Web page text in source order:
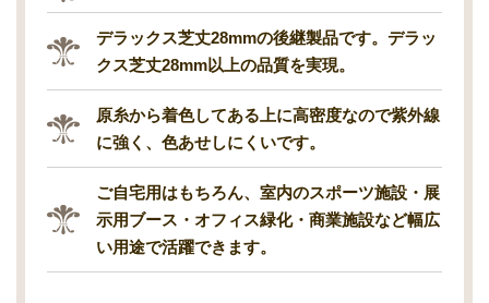
デラックス芝丈28mmの後継製品です。デラッ
クス芝丈28mm以上の品質を実現。
原糸から着色してある上に高密度なので紫外線
に強く、色あせしにくいです。
ご自宅用はもちろん、室内のスポーツ施設・展
示用ブース・オフィス緑化・商業施設など幅広
い用途で活躍できます。